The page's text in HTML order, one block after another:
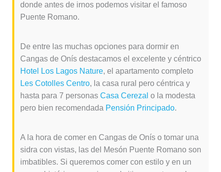
donde antes de irnos podemos visitar el famoso
Puente Romano.
De entre las muchas opciones para dormir en
Cangas de Onís destacamos el excelente y céntrico
Hotel Los Lagos Nature, el apartamento completo
Les Cotolles Centro, la casa rural pero céntrica y
hasta para 7 personas Casa Cerezal o la modesta
pero bien recomendada Pensión Principado.
A la hora de comer en Cangas de Onís o tomar una
sidra con vistas, las del Mesón Puente Romano son
imbatibles. Si queremos comer con estilo y en un